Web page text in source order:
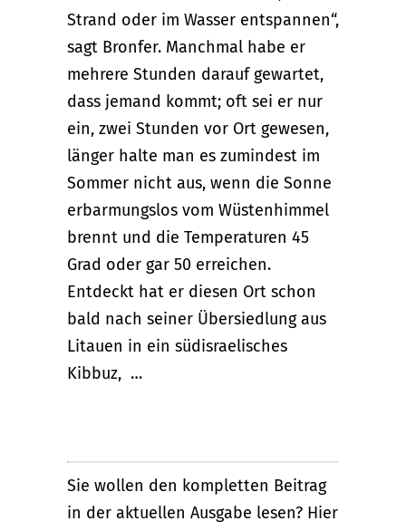
Strand oder im Wasser entspannen“,
sagt Bronfer. Manchmal habe er
mehrere Stunden darauf gewartet,
dass jemand kommt; oft sei er nur
ein, zwei Stunden vor Ort gewesen,
länger halte man es zumindest im
Sommer nicht aus, wenn die Sonne
erbarmungslos vom Wüstenhimmel
brennt und die Temperaturen 45
Grad oder gar 50 erreichen.
Entdeckt hat er diesen Ort schon
bald nach seiner Übersiedlung aus
Litauen in ein südisraelisches
Kibbuz, …
Sie wollen den kompletten Beitrag
in der aktuellen Ausgabe lesen? Hier